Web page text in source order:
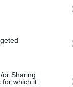
or Sharing
for which it
σας
από
εσείς
πως